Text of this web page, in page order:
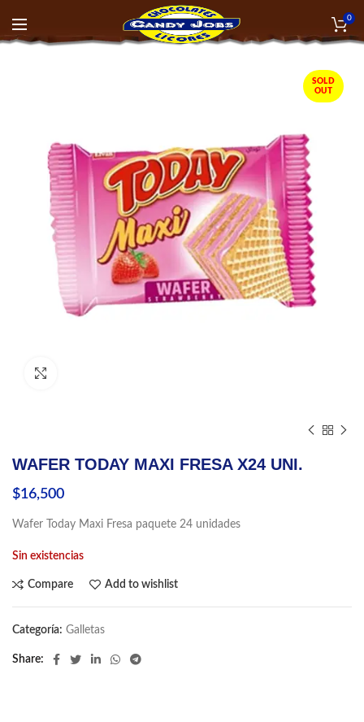
0
SOLD
OUT
WAFER TODAY MAXI FRESA X24 UNI.
$16,500
Wafer Today Maxi Fresa paquete 24 unidades
Sin existencias
Compare Add to wishlist
Categoría: Galletas
Share